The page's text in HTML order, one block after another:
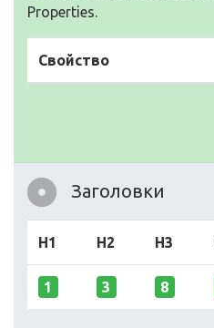
Properties.
Свойство
Заголовки
H1 H2 H3
1 3 8